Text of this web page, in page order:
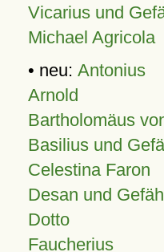
Vicarius und
Michael Agricola
• neu: Antonius
Arnold
Bartholomäus
Basilius und
Celestina Faron
Desan und
Dotto
Faucherius